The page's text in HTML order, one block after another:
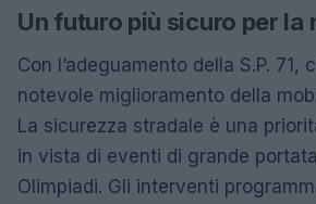
Un futuro più sicuro per la
Con l’adeguamento della S.P. 71,
notevole miglioramento della
La sicurezza stradale è una
in vista di eventi di grande
Olimpiadi. Gli interventi